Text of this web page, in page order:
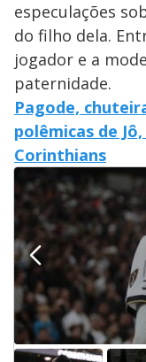
especulações
do filho dela.
jogador e a
paternidade.
Pagode,
polêmicas de
Corinthians